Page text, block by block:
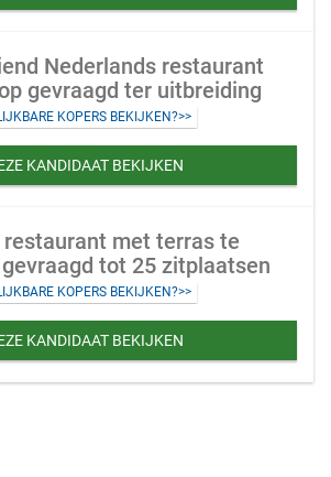
Nederlands restaurant
gevraagd ter uitbreiding
KOPERS BEKIJKEN?>>
KANDIDAAT BEKIJKEN
restaurant met terras te
tot 25 zitplaatsen
KOPERS BEKIJKEN?>>
KANDIDAAT BEKIJKEN